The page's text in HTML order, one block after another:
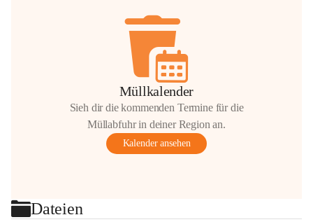
Müllkalender
Sieh dir die kommenden Termine für die
Müllabfuhr in deiner Region an.
Kalender ansehen
Dateien